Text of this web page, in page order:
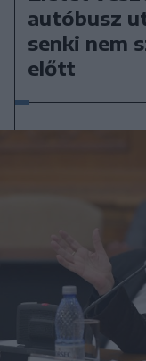
autóbusz
senki nem
előtt